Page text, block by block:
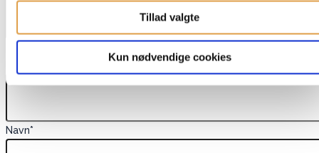
Tillad valgte
Kun nødvendige cookies
Navn*